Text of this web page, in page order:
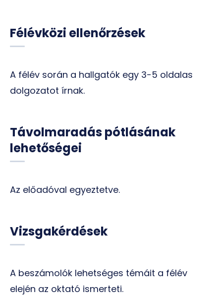
Félévközi ellenőrzések
A félév során a hallgatók egy 3-5 oldalas
dolgozatot írnak.
Távolmaradás pótlásának
lehetőségei
Az előadóval egyeztetve.
Vizsgakérdések
A beszámolók lehetséges témáit a félév
elején az oktató ismerteti.